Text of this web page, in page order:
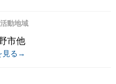
動地域
市他
見る→